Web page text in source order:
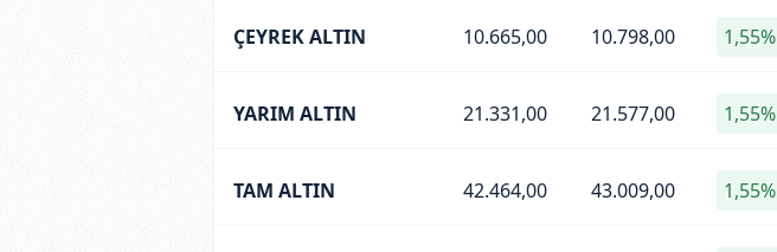
ÇEYREK ALTIN 10.665,00 10.798,00 1,55%
YARIM ALTIN 21.331,00 21.577,00 1,55%
TAM ALTIN 42.464,00 43.009,00 1,55%